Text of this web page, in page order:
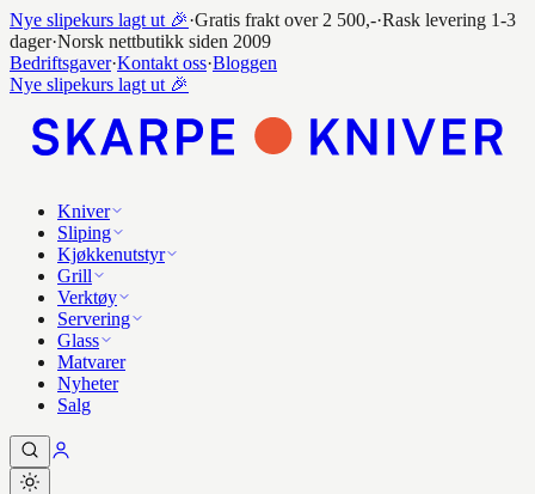
Nye slipekurs lagt ut 🎉·Gratis frakt over 2 500,-·Rask levering 1-3
dager·Norsk nettbutikk siden 2009
Bedriftsgaver·Kontakt oss·Bloggen
Nye slipekurs lagt ut 🎉
Kniver
Sliping
Kjøkkenutstyr
Grill
Verktøy
Servering
Glass
Matvarer
Nyheter
Salg